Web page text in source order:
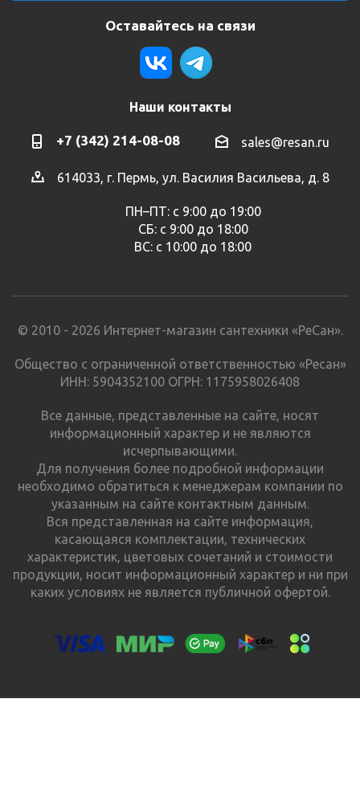
Оставайтесь на связи
Наши контакты
+7 (342) 214-08-08 sales@resan.ru
614033, г. Пермь, ул. Василия Васильева, д. 8
ПН–ПТ: с 9:00 до 19:00
СБ: с 9:00 до 18:00
ВС: с 10:00 до 18:00
© 2010 - 2026 Интернет-магазин сантехники «РеСан».
Общество с ограниченной ответственностью «Ресан»
ИНН: 5904352100 ОГРН: 1175958026408
Все данные, представленные на сайте, носят
информационный характер и не являются
исчерпывающими.
Для получения более подробной информации
необходимо обратиться к менеджерам компании по
указанным на сайте контактным данным.
Вся представленная на сайте информация,
касающаяся комплектации, технических
характеристик, цветовых сочетаний и стоимости
продукции, носит информационный характер и ни при
каких условиях не является публичной офертой.